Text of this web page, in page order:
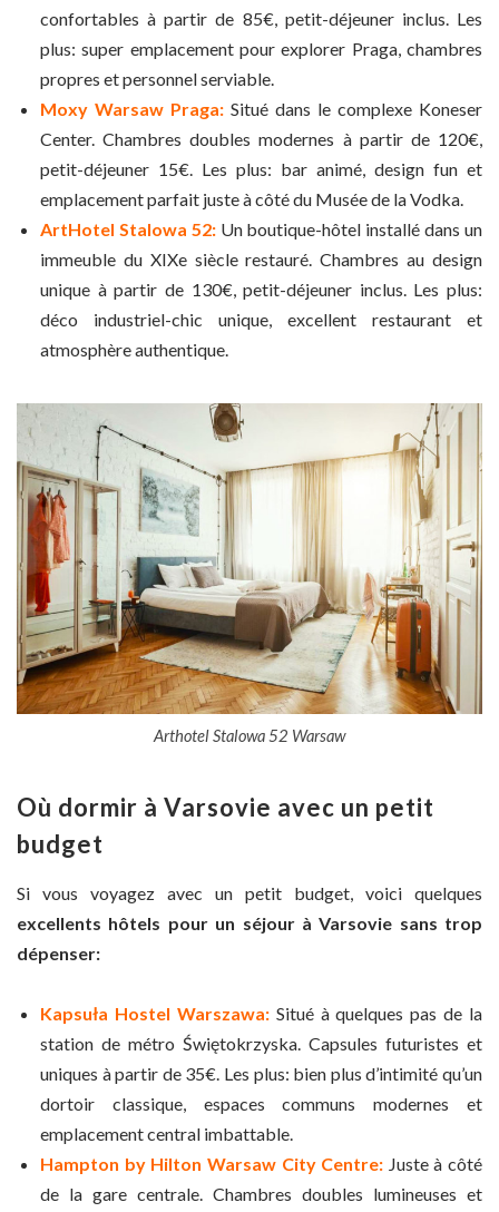
confortables à partir de 85€, petit-déjeuner inclus. Les
plus: super emplacement pour explorer Praga, chambres
propres et personnel serviable.
Moxy Warsaw Praga: Situé dans le complexe Koneser
Center. Chambres doubles modernes à partir de 120€,
petit-déjeuner 15€. Les plus: bar animé, design fun et
emplacement parfait juste à côté du Musée de la Vodka.
ArtHotel Stalowa 52:Un boutique-hôtel installé dans un
immeuble du XIXe siècle restauré. Chambres au design
unique à partir de 130€, petit-déjeuner inclus. Les plus:
déco industriel-chic unique, excellent restaurant et
atmosphère authentique.
Arthotel Stalowa 52 Warsaw
Où dormir à Varsovie avec un petit
budget
Si vous voyagez avec un petit budget, voici quelques
excellents hôtels pour un séjour à Varsovie sans trop
dépenser:
Kapsuła Hostel Warszawa:Situé à quelques pas de la
station de métro Świętokrzyska. Capsules futuristes et
uniques à partir de 35€. Les plus: bien plus d’intimité qu’un
dortoir classique, espaces communs modernes et
emplacement central imbattable.
Hampton by Hilton Warsaw City Centre: Juste à côté
de la gare centrale. Chambres doubles lumineuses et